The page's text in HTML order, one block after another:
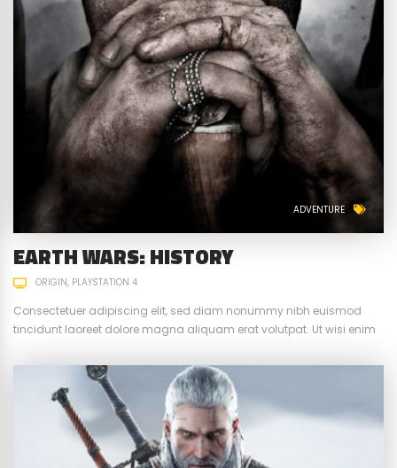
ADVENTURE
EARTH WARS: HISTORY
ORIGIN PLAYSTATION 4
Consectetuer adipiscing elit, sed diam nonummy nibh euismod
tincidunt laoreet dolore magna aliquam erat volutpat. Ut wisi enim